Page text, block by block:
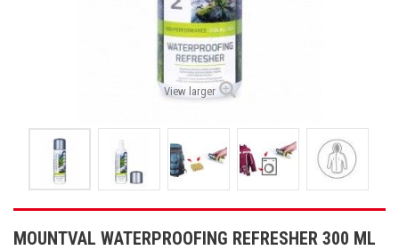
View larger
MOUNTVAL WATERPROOFING REFRESHER 300 ML